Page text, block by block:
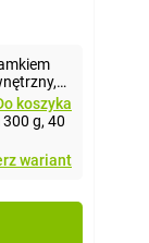
koszyka
g, 40
wariant